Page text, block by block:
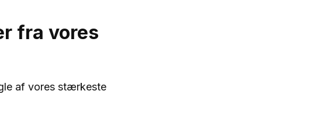
fra vores
af vores stærkeste